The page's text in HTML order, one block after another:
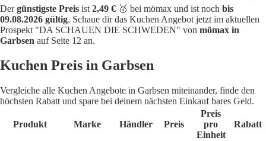
Dergünstigste Preis ist 2,49 € 🥇 bei mömax und ist noch bis
09.08.2026 gültig. Schaue dir das Kuchen Angebot jetzt im aktuellen
Prospekt "DA SCHAUEN DIE SCHWEDEN" von mömax in
Garbsen auf Seite 12 an.
Kuchen Preis in Garbsen
Vergleiche alle Kuchen Angebote in Garbsen miteinander, finde den
höchsten Rabatt und spare bei deinem nächsten Einkauf bares Geld.
Produkt Marke Händler Preis
Preis
pro
Einheit
Rabatt